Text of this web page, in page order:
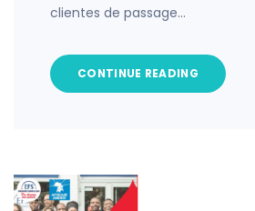
clientes de passage…
CONTINUE READING